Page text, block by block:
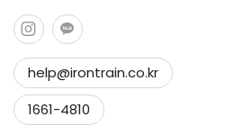
help@irontrain.co.kr
Copy to clipboard
Copied !
1661-4810